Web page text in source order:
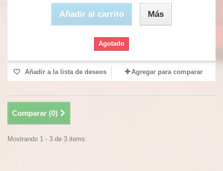
Añadir al carrito Más
Agotado
Añadir a la lista de deseos Agregar para comparar
Comparar (0)
Mostrando 1 - 3 de 3 items